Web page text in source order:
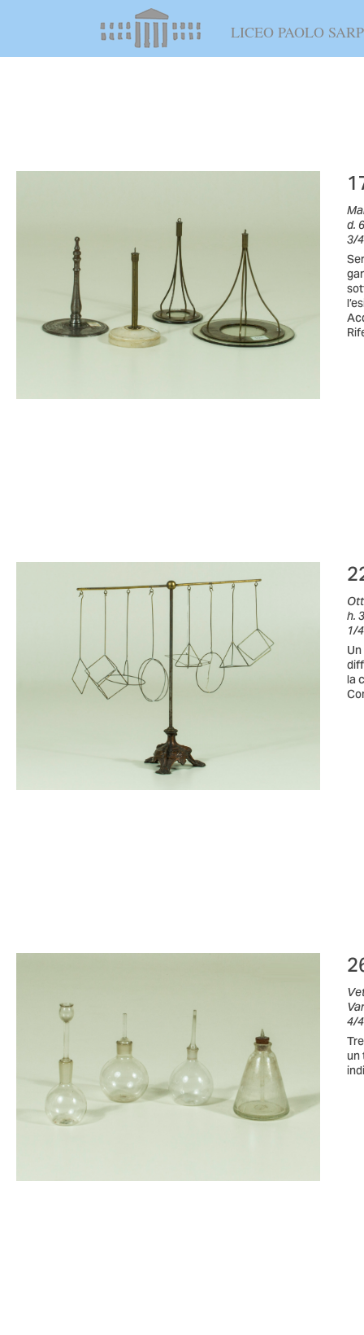
LICEO PAOLO
d.
3/
h.
1/
la
4/
un